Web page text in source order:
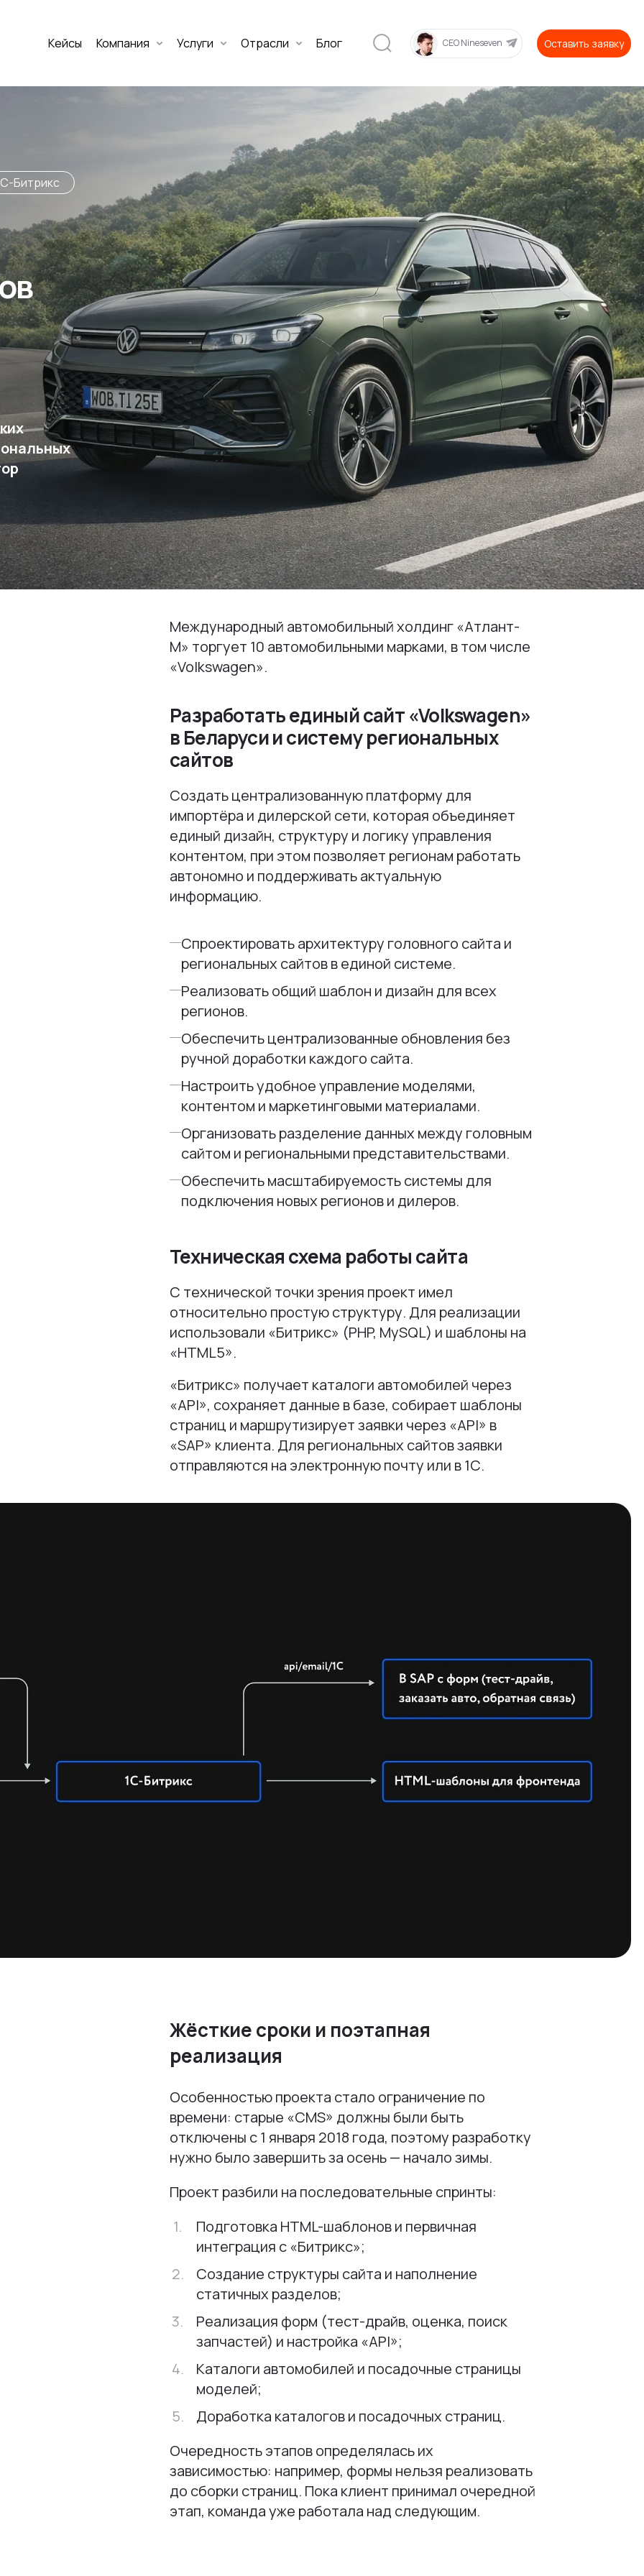
Кейсы Компания Услуги Отрасли Блог CEO Nineseven Оставить заявку
Оставить заявку
Битрикс
Международный автомобильный холдинг «Атлант-
М» торгует 10 автомобильными марками, в том числе
«Volkswagen».
Разработать единый сайт «Volkswagen»
в Беларуси и систему региональных
сайтов
Создать централизованную платформу для
импортёра и дилерской сети, которая объединяет
единый дизайн, структуру и логику управления
контентом, при этом позволяет регионам работать
автономно и поддерживать актуальную
информацию.
Спроектировать архитектуру головного сайта и
региональных сайтов в единой системе.
Реализовать общий шаблон и дизайн для всех
регионов.
Обеспечить централизованные обновления без
ручной доработки каждого сайта.
Настроить удобное управление моделями,
контентом и маркетинговыми материалами.
Организовать разделение данных между головным
сайтом и региональными представительствами.
Обеспечить масштабируемость системы для
подключения новых регионов и дилеров.
Техническая схема работы сайта
С технической точки зрения проект имел
относительно простую структуру. Для реализации
использовали «Битрикс» (PHP, MySQL) и шаблоны на
«HTML5».
«Битрикс» получает каталоги автомобилей через
«API», сохраняет данные в базе, собирает шаблоны
страниц и маршрутизирует заявки через «API» в
«SAP» клиента. Для региональных сайтов заявки
отправляются на электронную почту или в 1С.
Жёсткие сроки и поэтапная
реализация
Особенностью проекта стало ограничение по
времени: старые «CMS» должны были быть
отключены с 1 января 2018 года, поэтому разработку
нужно было завершить за осень — начало зимы.
Проект разбили на последовательные спринты:
Подготовка HTML-шаблонов и первичная
интеграция с «Битрикс»;
Создание структуры сайта и наполнение
статичных разделов;
Реализация форм (тест-драйв, оценка, поиск
запчастей) и настройка «API»;
Каталоги автомобилей и посадочные страницы
моделей;
Доработка каталогов и посадочных страниц.
Очередность этапов определялась их
зависимостью: например, формы нельзя реализовать
до сборки страниц. Пока клиент принимал очередной
этап, команда уже работала над следующим.